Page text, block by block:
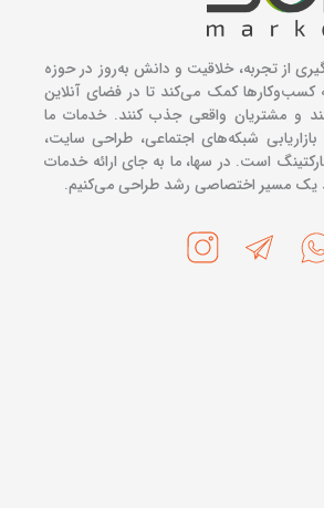
از تجربه، خلاقیت و دانش به‌روز در حوزه
کسب‌وکارها کمک می‌کند تا در فضای آنلاین
و مشتریان واقعی جذب کنند. خدمات ما
شبکه‌های اجتماعی، طراحی سایت،
است. در سها، ما به جای ارائه خدمات
یک مسیر اختصاصی رشد طراحی می‌کنیم.